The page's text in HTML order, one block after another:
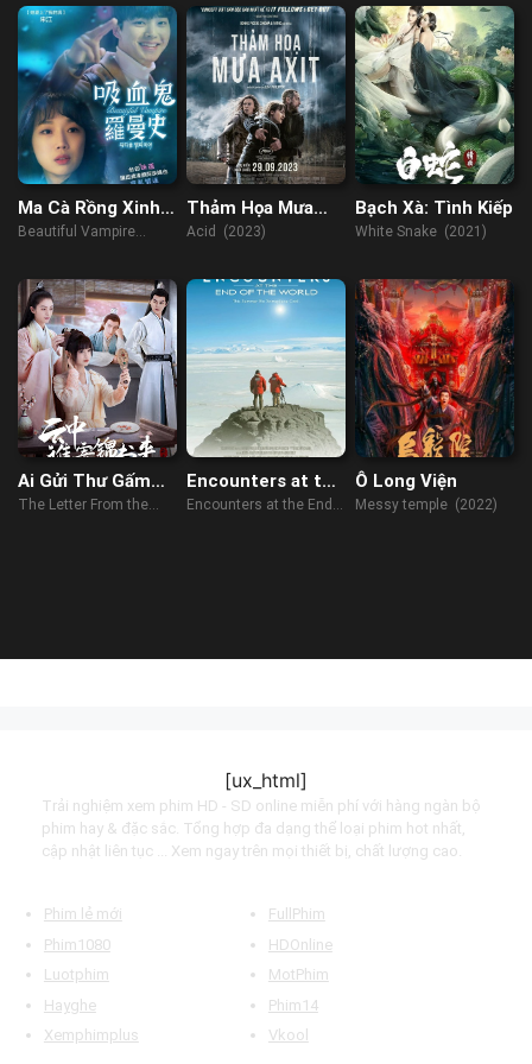
Ma Cà Rồng Xinh
Đẹp
Beautiful Vampire
Thảm Họa Mưa
Axit
Acid (2023)
Bạch Xà: Tình Kiếp
White Snake (2021)
Ai Gửi Thư Gấm
Từ Trong Mây
The Letter From the
Encounters at the
End of the World
Encounters at the End
Ô Long Viện
Messy temple (2022)